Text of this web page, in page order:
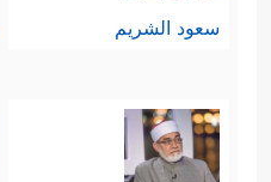
سعود الشريم